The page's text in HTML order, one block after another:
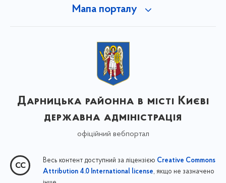
Мапа порталу
Дарницька районна в місті Києві
державна адміністрація
офіційний вебпортал
Весь контент доступний за ліцензією Creative Commons
Attribution 4.0 International license, якщо не зазначено